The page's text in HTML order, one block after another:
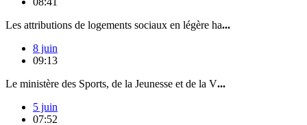
Les attributions de logements sociaux en légère ha...
8 juin
09:13
Le ministère des Sports, de la Jeunesse et de la V...
5 juin
07:52